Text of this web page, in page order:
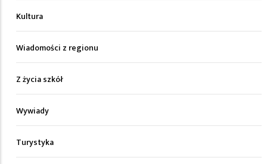
Kultura
Wiadomości z regionu
Z życia szkół
Wywiady
Turystyka